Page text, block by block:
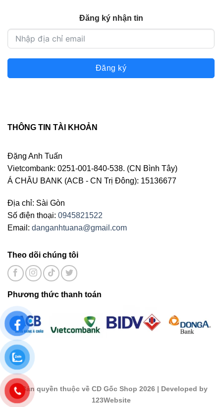
Đăng ký nhận tin
Đăng ký
THÔNG TIN TÀI KHOẢN
Đặng Anh Tuấn
Vietcombank: 0251-001-840-538. (CN Bình Tây)
Á CHÂU BANK (ACB - CN Trị Đông): 15136677
Địa chỉ: Sài Gòn
Số điện thoại: 0945821522
Email: danganhtuana@gmail.com
Theo dõi chúng tôi
Phương thức thanh toán
© Bản quyền thuộc về CD Gốc Shop 2026 | Developed by
123Website